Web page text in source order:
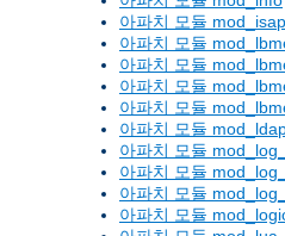
아파치 모듈
아파치 모듈
아파치 모듈
아파치 모듈
아파치 모듈
아파치 모듈
아파치 모듈
아파치 모듈
아파치 모듈
아파치 모듈